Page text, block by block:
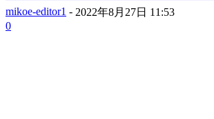
mikoe-editor1 - 2022年8月27日 11:53
0